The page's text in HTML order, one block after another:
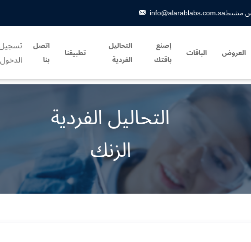
مشيطinfo@alarablabs.com.sa
العروض الباقات
إصنع
باقتك
التحاليل
الفردية
تطبيقنا
اتصل
بنا
الدخول
التحاليل الفردية
الزنك